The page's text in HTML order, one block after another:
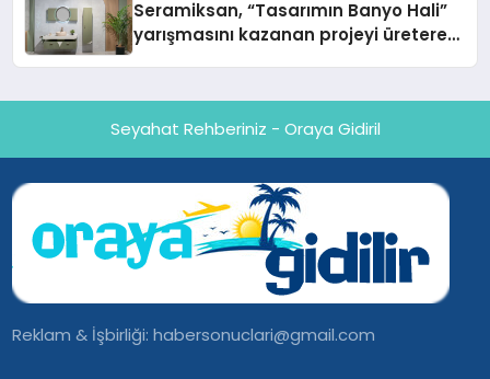
Seramiksan, “Tasarımın Banyo Hali”
yarışmasını kazanan projeyi üreterek
Seyahat Rehberiniz - Oraya Gidiril
Reklam & İşbirliği:habersonuclari@gmail.com